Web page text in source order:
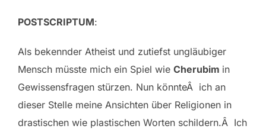
POSTSCRIPTUM:
Als bekennder Atheist und zutiefst ungläubiger
Mensch müsste mich ein Spiel wie Cherubim in
Gewissensfragen stürzen. Nun könnteÂ ich an
dieser Stelle meine Ansichten über Religionen in
drastischen wie plastischen Worten schildern.Â Ich